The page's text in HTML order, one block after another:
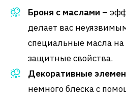
Броня с маслами –
делает вас
специальные масла на
защитные свойства.
Декоративные
немного блеска с